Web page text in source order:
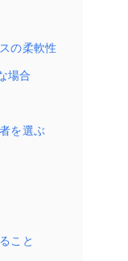
の柔軟性
場合
を選ぶ
こと